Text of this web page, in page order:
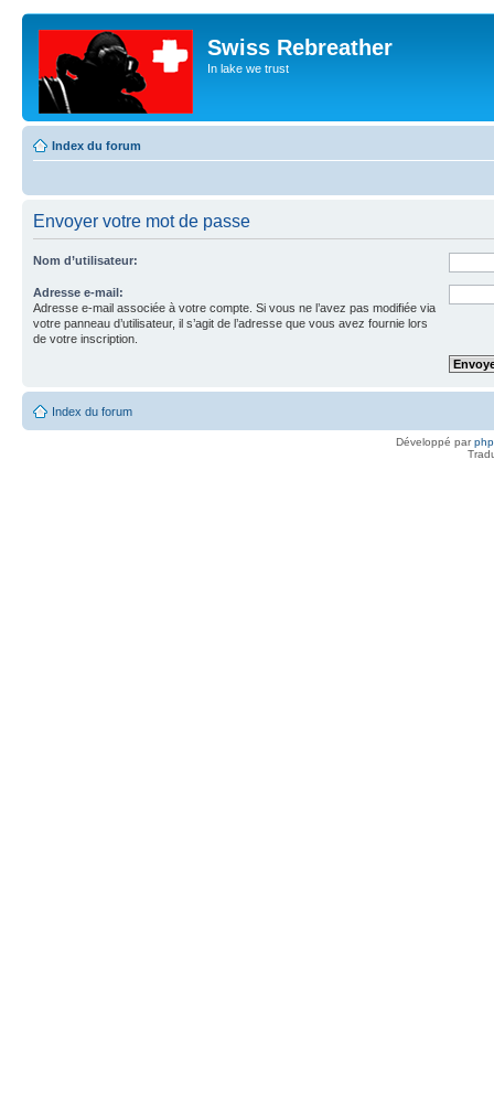
Swiss Rebreather
In lake we trust
Index du forum
Envoyer votre mot de passe
Nom d’utilisateur:
Adresse e-mail:
Adresse e-mail associée à votre compte. Si vous ne l’avez pas modifiée via
votre panneau d’utilisateur, il s’agit de l’adresse que vous avez fournie lors
de votre inscription.
Index du forum
Développé par